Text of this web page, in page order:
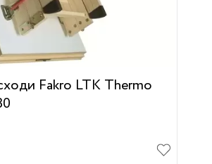
Fakro LTK Thermo